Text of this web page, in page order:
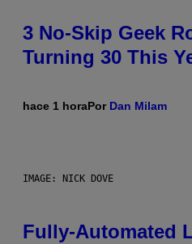
3 No-Skip Geek
Turning 30 This
hace 1 horaPor Dan Milam
IMAGE: NICK DOVE
Fully-Automated